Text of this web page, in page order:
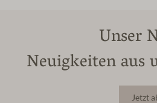
Unser
Neuigkeiten aus
Jetzt